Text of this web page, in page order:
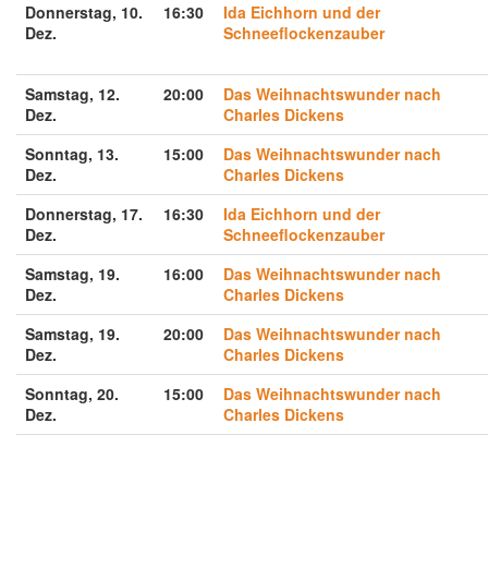
Donnerstag, 10.
Dez.
16:30
Ida Eichhorn und der
Schneeflockenzauber
Samstag, 12.
Dez.
20:00
Das Weihnachtswunder nach
Charles Dickens
Sonntag, 13.
Dez.
15:00
Das Weihnachtswunder nach
Charles Dickens
Donnerstag, 17.
Dez.
16:30
Ida Eichhorn und der
Schneeflockenzauber
Samstag, 19.
Dez.
16:00
Das Weihnachtswunder nach
Charles Dickens
Samstag, 19.
Dez.
20:00
Das Weihnachtswunder nach
Charles Dickens
Sonntag, 20.
Dez.
15:00
Das Weihnachtswunder nach
Charles Dickens